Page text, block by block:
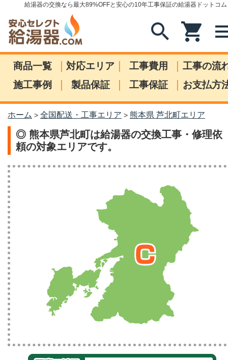
給湯器の交換なら最大89%OFFと安心の10年工事保証の給湯器ドットコム
search shopping_cart
商品一覧 | 対応エリア | 工事費用 | 工事の流
施工事例
| 製品保証 | 工事保証 | お支払方
ホーム > 全国配送・工事エリア > 熊本県 芦北町エリア
◎ 熊本県芦北町は給湯器の交換工事・修理依
頼の対象エリアです。